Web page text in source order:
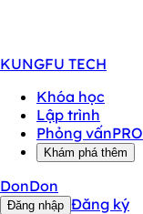
KUNGFU TECH
Khóa học
Lập trình
Phỏng vấnPRO
Khám phá thêm
DonDon
Đăng nhập Đăng ký